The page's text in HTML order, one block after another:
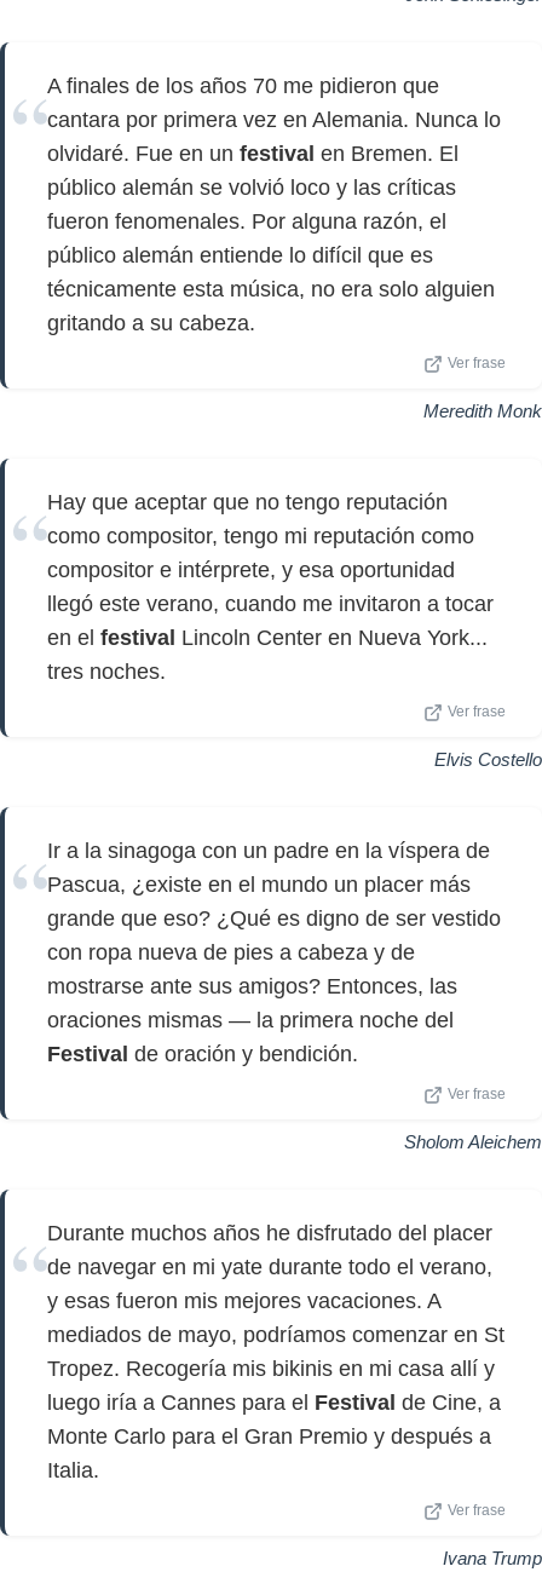
A finales de los años 70 me pidieron que
cantara por primera vez en Alemania. Nunca lo
olvidaré. Fue en un festival en Bremen. El
público alemán se volvió loco y las críticas
fueron fenomenales. Por alguna razón, el
público alemán entiende lo difícil que es
técnicamente esta música, no era solo alguien
gritando a su cabeza.
Ver frase
Meredith Monk
Hay que aceptar que no tengo reputación
como compositor, tengo mi reputación como
compositor e intérprete, y esa oportunidad
llegó este verano, cuando me invitaron a tocar
en el festival Lincoln Center en Nueva York...
tres noches.
Ver frase
Elvis Costello
Ir a la sinagoga con un padre en la víspera de
Pascua, ¿existe en el mundo un placer más
grande que eso? ¿Qué es digno de ser vestido
con ropa nueva de pies a cabeza y de
mostrarse ante sus amigos? Entonces, las
oraciones mismas — la primera noche del
Festival de oración y bendición.
Ver frase
Sholom Aleichem
Durante muchos años he disfrutado del placer
de navegar en mi yate durante todo el verano,
y esas fueron mis mejores vacaciones. A
mediados de mayo, podríamos comenzar en St
Tropez. Recogería mis bikinis en mi casa allí y
luego iría a Cannes para el Festival de Cine, a
Monte Carlo para el Gran Premio y después a
Italia.
Ver frase
Ivana Trump